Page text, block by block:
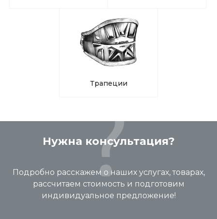
Трапеции
Нужна консультация?
Подробно расскажем о наших услугах, товарах,
рассчитаем стоимость и подготовим
индивидуальное предложение!